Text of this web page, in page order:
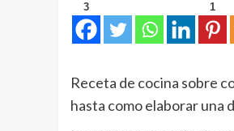
3 1
Receta de cocina sobre
hasta como elaborar una